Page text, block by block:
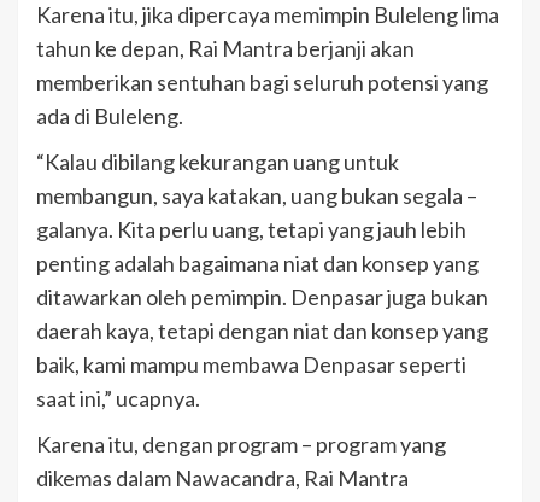
Karena itu, jika dipercaya memimpin Buleleng lima
tahun ke depan, Rai Mantra berjanji akan
memberikan sentuhan bagi seluruh potensi yang
ada di Buleleng.
“Kalau dibilang kekurangan uang untuk
membangun, saya katakan, uang bukan segala –
galanya. Kita perlu uang, tetapi yang jauh lebih
penting adalah bagaimana niat dan konsep yang
ditawarkan oleh pemimpin. Denpasar juga bukan
daerah kaya, tetapi dengan niat dan konsep yang
baik, kami mampu membawa Denpasar seperti
saat ini,” ucapnya.
Karena itu, dengan program – program yang
dikemas dalam Nawacandra, Rai Mantra